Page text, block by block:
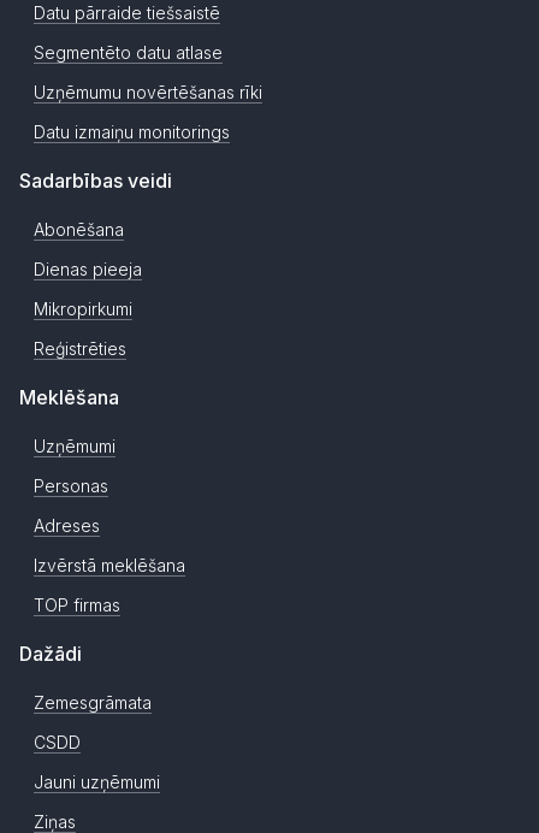
Datu pārraide tiešsaistē
Segmentēto datu atlase
Uzņēmumu novērtēšanas rīki
Datu izmaiņu monitorings
Sadarbības veidi
Abonēšana
Dienas pieeja
Mikropirkumi
Reģistrēties
Meklēšana
Uzņēmumi
Personas
Adreses
Izvērstā meklēšana
TOP firmas
Dažādi
Zemesgrāmata
CSDD
Jauni uzņēmumi
Ziņas